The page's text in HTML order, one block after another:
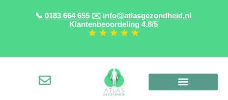
📞 0183 664 655 ✉️ info@atlasgezondheid.nl
Klantenbeoordeling 4.8/5
★ ★ ★ ★ ★